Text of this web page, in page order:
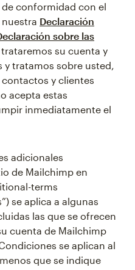
conformidad con el
Declaración
sobre las
su cuenta y
y tratamos sobre usted,
y clientes
acepta estas
inmediatamente el
adicionales
de Mailchimp en
terms
se aplica a algunas
las que se ofrecen
cuenta de Mailchimp
se aplican al
que se indique